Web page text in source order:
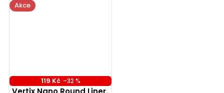
Akce
119 Kč –32 %